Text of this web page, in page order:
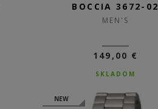
BOCCIA 3672-02
MEN'S
149,00 €
SKLADOM
NEW